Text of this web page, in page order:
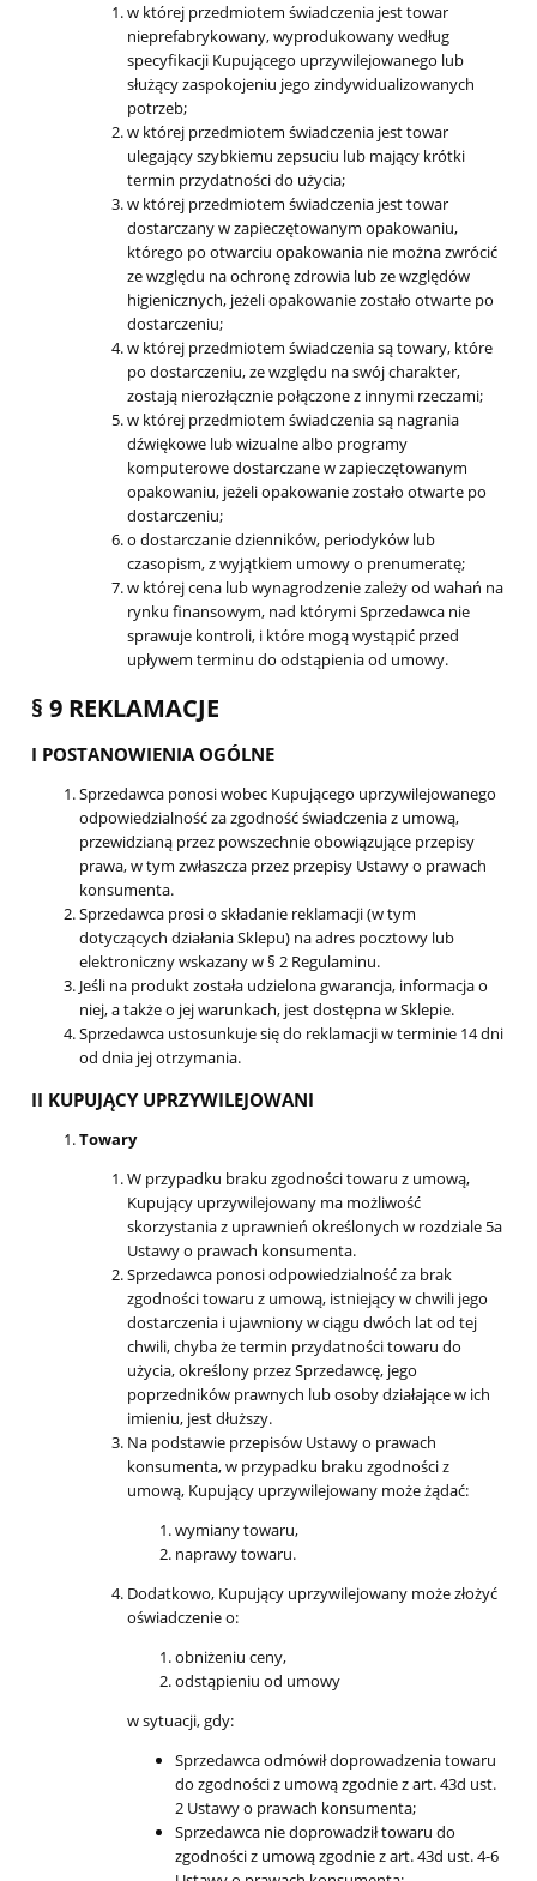
w której przedmiotem świadczenia jest towar
nieprefabrykowany, wyprodukowany według
specyfikacji Kupującego uprzywilejowanego lub
służący zaspokojeniu jego zindywidualizowanych
potrzeb;
w której przedmiotem świadczenia jest towar
ulegający szybkiemu zepsuciu lub mający krótki
termin przydatności do użycia;
w której przedmiotem świadczenia jest towar
dostarczany w zapieczętowanym opakowaniu,
którego po otwarciu opakowania nie można zwrócić
ze względu na ochronę zdrowia lub ze względów
higienicznych, jeżeli opakowanie zostało otwarte po
dostarczeniu;
w której przedmiotem świadczenia są towary, które
po dostarczeniu, ze względu na swój charakter,
zostają nierozłącznie połączone z innymi rzeczami;
w której przedmiotem świadczenia są nagrania
dźwiękowe lub wizualne albo programy
komputerowe dostarczane w zapieczętowanym
opakowaniu, jeżeli opakowanie zostało otwarte po
dostarczeniu;
o dostarczanie dzienników, periodyków lub
czasopism, z wyjątkiem umowy o prenumeratę;
w której cena lub wynagrodzenie zależy od wahań na
rynku finansowym, nad którymi Sprzedawca nie
sprawuje kontroli, i które mogą wystąpić przed
upływem terminu do odstąpienia od umowy.
§ 9 REKLAMACJE
I POSTANOWIENIA OGÓLNE
Sprzedawca ponosi wobec Kupującego uprzywilejowanego
odpowiedzialność za zgodność świadczenia z umową,
przewidzianą przez powszechnie obowiązujące przepisy
prawa, w tym zwłaszcza przez przepisy Ustawy o prawach
konsumenta.
Sprzedawca prosi o składanie reklamacji (w tym
dotyczących działania Sklepu) na adres pocztowy lub
elektroniczny wskazany w § 2 Regulaminu.
Jeśli na produkt została udzielona gwarancja, informacja o
niej, a także o jej warunkach, jest dostępna w Sklepie.
Sprzedawca ustosunkuje się do reklamacji w terminie 14 dni
od dnia jej otrzymania.
II KUPUJĄCY UPRZYWILEJOWANI
Towary
W przypadku braku zgodności towaru z umową,
Kupujący uprzywilejowany ma możliwość
skorzystania z uprawnień określonych w rozdziale 5a
Ustawy o prawach konsumenta.
Sprzedawca ponosi odpowiedzialność za brak
zgodności towaru z umową, istniejący w chwili jego
dostarczenia i ujawniony w ciągu dwóch lat od tej
chwili, chyba że termin przydatności towaru do
użycia, określony przez Sprzedawcę, jego
poprzedników prawnych lub osoby działające w ich
imieniu, jest dłuższy.
Na podstawie przepisów Ustawy o prawach
konsumenta, w przypadku braku zgodności z
umową, Kupujący uprzywilejowany może żądać:
wymiany towaru,
naprawy towaru.
Dodatkowo, Kupujący uprzywilejowany może złożyć
oświadczenie o:
obniżeniu ceny,
odstąpieniu od umowy
w sytuacji, gdy:
Sprzedawca odmówił doprowadzenia towaru
do zgodności z umową zgodnie z art. 43d ust.
2 Ustawy o prawach konsumenta;
Sprzedawca nie doprowadził towaru do
zgodności z umową zgodnie z art. 43d ust. 4-6